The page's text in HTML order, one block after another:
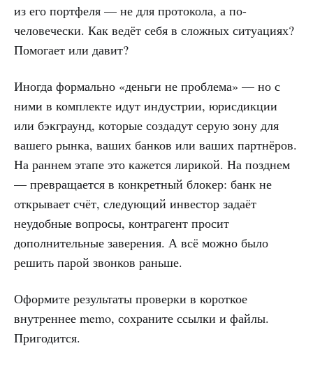
из его портфеля — не для протокола, а по-
человечески. Как ведёт себя в сложных ситуациях?
Помогает или давит?
Иногда формально «деньги не проблема» — но с
ними в комплекте идут индустрии, юрисдикции
или бэкграунд, которые создадут серую зону для
вашего рынка, ваших банков или ваших партнёров.
На раннем этапе это кажется лирикой. На позднем
— превращается в конкретный блокер: банк не
открывает счёт, следующий инвестор задаёт
неудобные вопросы, контрагент просит
дополнительные заверения. А всё можно было
решить парой звонков раньше.
Оформите результаты проверки в короткое
внутреннее memo, сохраните ссылки и файлы.
Пригодится.